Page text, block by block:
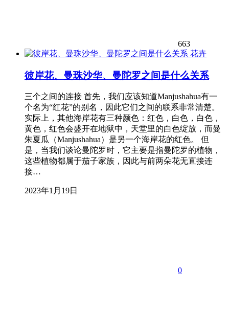
663
花卉
彼岸花、曼珠沙华、曼陀罗之间是什么关系
三个之间的连接 首先，我们应该知道Manjushahua有一
个名为“红花”的别名，因此它们之间的联系非常清楚。
实际上，其他海岸花有三种颜色：红色，白色，白色，
黄色，红色会盛开在地狱中，天堂里的白色绽放，而曼
朱夏瓜（Manjushahua）是另一个海岸花的红色。 但
是，当我们谈论曼陀罗时，它主要是指曼陀罗的植物，
这些植物都属于茄子家族，因此与前两朵花无直接连
接…
2023年1月19日
0